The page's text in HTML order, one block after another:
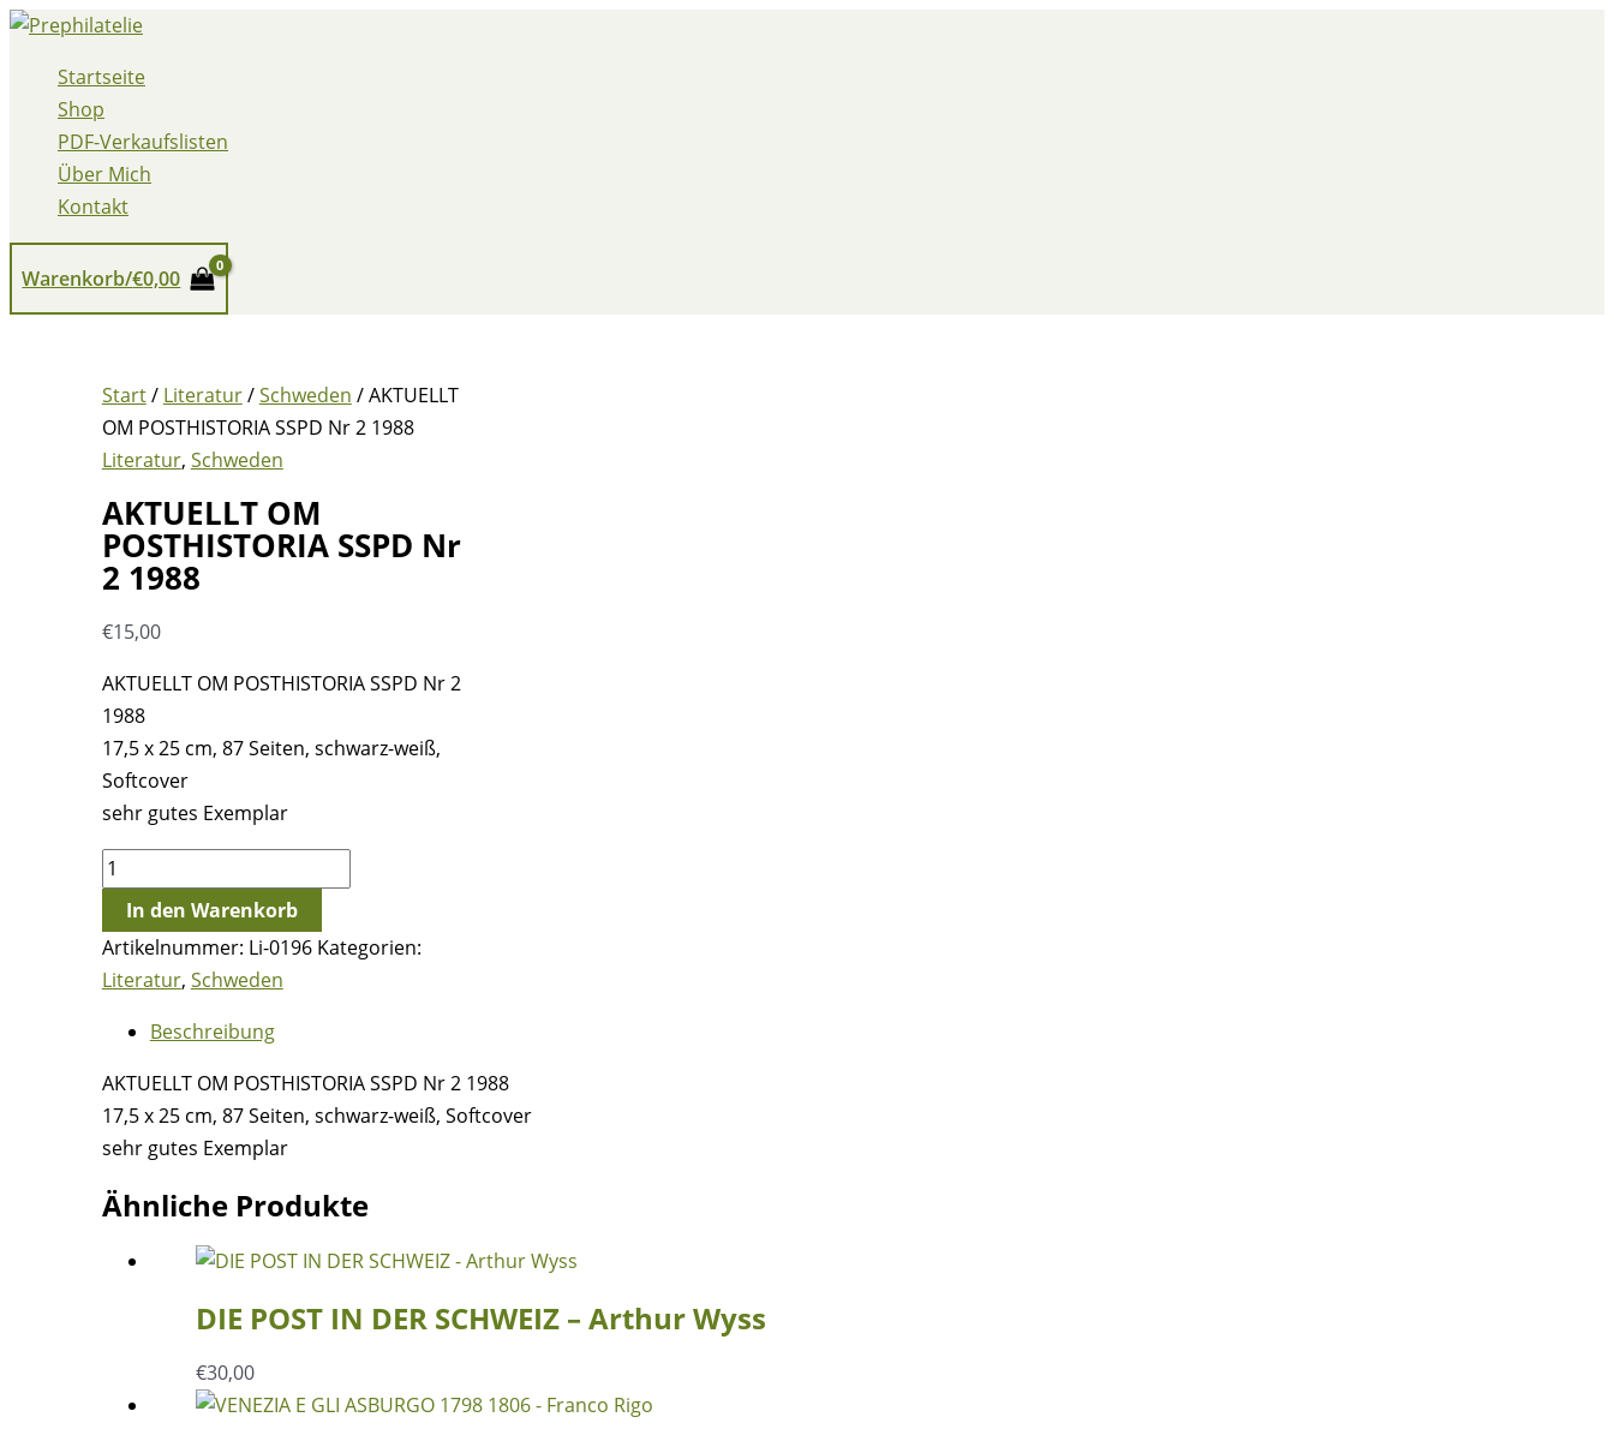
Zum
springenStartseite
Shop
PDF-Verkaufslisten
Über Mich
Kontakt
Warenkorb/€0,00
Start/ Literatur/Schweden / AKTUELLT
OM POSTHISTORIA SSPD Nr 2 1988
Literatur, Schweden
AKTUELLT OM
POSTHISTORIA SSPD Nr
2 1988
€15,00
AKTUELLT OM POSTHISTORIA SSPD Nr 2
1988
17,5 x 25 cm, 87 Seiten, schwarz-weiß,
Softcover
sehr gutes Exemplar
AKTUELLT
OM
POSTHISTORIA
SSPD
Nr
Menge
In den Warenkorb
Artikelnummer: Li-0196 Kategorien:
Literatur, Schweden
Beschreibung
AKTUELLT OM POSTHISTORIA SSPD Nr 2 1988
17,5 x 25 cm, 87 Seiten, schwarz-weiß, Softcover
sehr gutes Exemplar
Ähnliche Produkte
DIE POST IN DER SCHWEIZ – Arthur Wyss
€30,00